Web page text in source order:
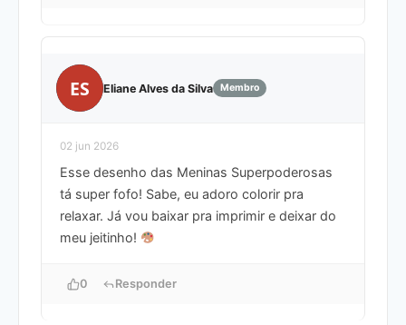
ES Eliane Alves da Silva Membro
02 jun 2026
Esse desenho das Meninas Superpoderosas
tá super fofo! Sabe, eu adoro colorir pra
relaxar. Já vou baixar pra imprimir e deixar do
meu jeitinho!
0 Responder